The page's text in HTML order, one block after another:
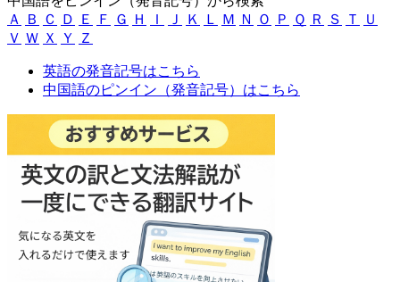
Ａ
Ｂ Ｃ Ｄ Ｅ Ｆ Ｇ Ｈ Ｉ Ｊ Ｋ Ｌ Ｍ Ｎ Ｏ Ｐ Ｑ Ｒ Ｓ Ｔ
Ｕ
Ｖ Ｗ Ｘ Ｙ Ｚ
英語の発音記号はこちら
中国語のピンイン（発音記号）はこちら